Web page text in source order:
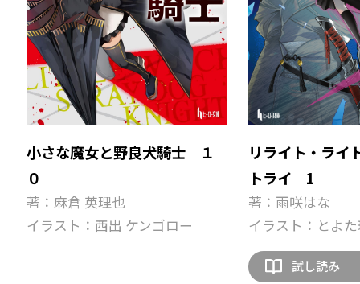
小さな魔女と野良犬騎士 １
０
著：麻倉 英理也
イラスト：西出 ケンゴロー
リライト・ライ
トライ 1
著：雨咲はな
イラスト：とよ
試し読み